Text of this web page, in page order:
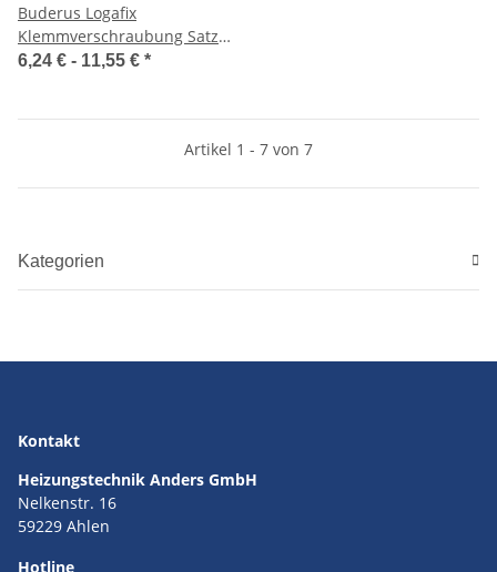
Buderus Logafix
Klemmverschraubung Satz
mit 2 Stück für Kupfer-,
6,24 € - 11,55 € *
Artikel 1 - 7 von 7
Kategorien
Kontakt
Heizungstechnik Anders GmbH
Nelkenstr. 16
59229 Ahlen
Hotline